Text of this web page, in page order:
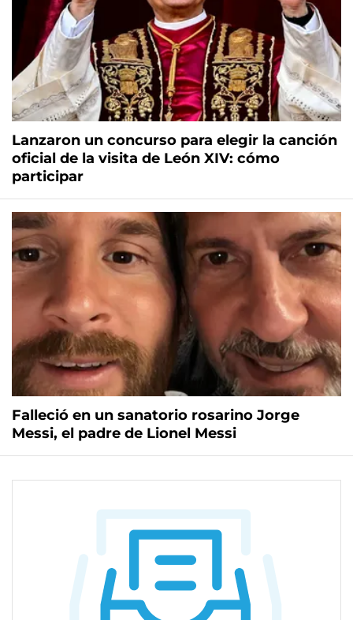
Lanzaron un concurso para elegir la canción
oficial de la visita de León XIV: cómo
participar
Falleció en un sanatorio rosarino Jorge
Messi, el padre de Lionel Messi